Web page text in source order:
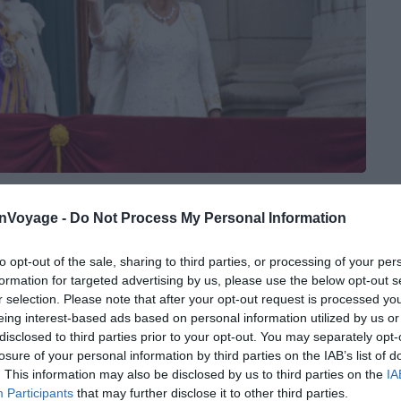
- Do Not Process My Personal Information
opt-out of the sale, sharing to third parties, or processing of your
for targeted advertising by us, please use the below opt-out
selection. Please note that after your opt-out request is processed
interest-based ads based on personal information utilized by us
to third parties prior to your opt-out. You may separately
of your personal information by third parties on the IAB’s list of
This information may also be disclosed by us to third parties on the
Participants that may further disclose it to other third parties.
du Buckingham Palace pendant le couronnement du roi Charles
officielle au roi Charles III. Il ne fonctionne pas
public ne peut pas visiter l’intérieur pendant la
nombreux visiteurs entretiennent encore cette
grilles sans vérifier les dates d’ouverture et
uniquement accéder aux abords extérieurs, aux